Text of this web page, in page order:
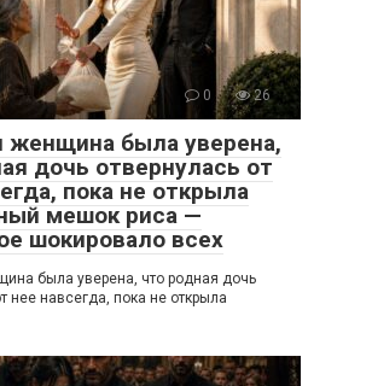
0 26
женщина была уверена,
дочь отвернулась от
пока не открыла
мешок риса —
шокировало всех
была уверена, что родная дочь
нее навсегда, пока не открыла